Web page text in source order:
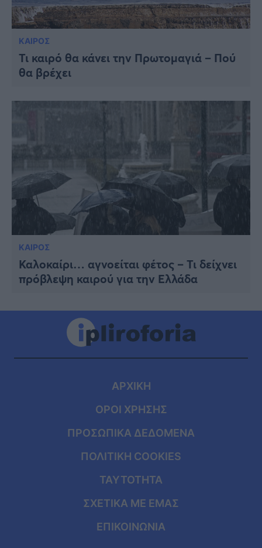
ΚΑΙΡΟΣ
Τι καιρό θα κάνει την Πρωτομαγιά – Πού
θα βρέχει
ΚΑΙΡΟΣ
Καλοκαίρι… αγνοείται φέτος – Τι δείχνει
πρόβλεψη καιρού για την Ελλάδα
ΑΡΧΙΚΗ
ΟΡΟΙ ΧΡΗΣΗΣ
ΠΡΟΣΩΠΙΚΑ ΔΕΔΟΜΕΝΑ
ΠΟΛΙΤΙΚΗ COOKIES
ΤΑΥΤΟΤΗΤΑ
ΣΧΕΤΙΚΑ ΜΕ ΕΜΑΣ
ΕΠΙΚΟΙΝΩΝΙΑ